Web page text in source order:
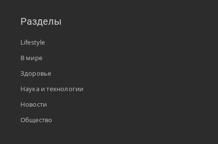
Разделы
Lifestyle
В мире
Здоровье
Наука и технологии
Новости
Общество